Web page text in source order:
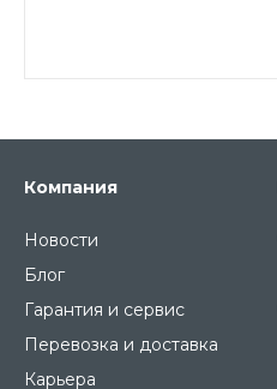
Компания
Новости
Блог
Гарантия и сервис
Перевозка и доставка
Карьера